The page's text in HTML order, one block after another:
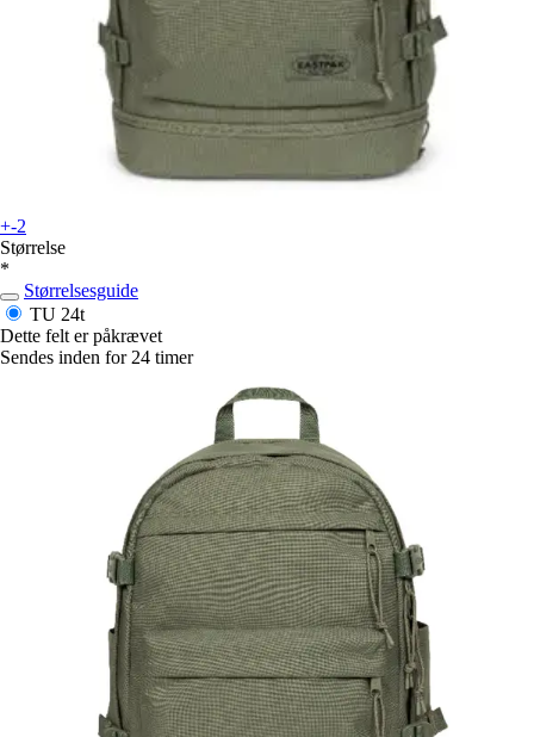
+-2
Størrelse
*
Størrelsesguide
TU 24t
Dette felt er påkrævet
Sendes inden for 24 timer